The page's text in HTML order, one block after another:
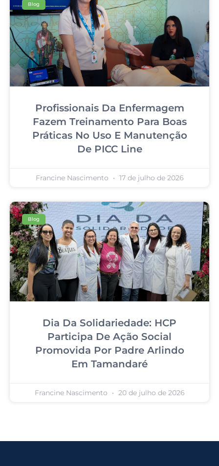
Blog
Profissionais Da Enfermagem
Fazem Treinamento Para Boas
Práticas No Uso E Manutenção
De PICC Line
Francine Nascimento 17 de julho de 2026
Blog
Dia Da Solidariedade: HCP
Participa De Ação Social
Promovida Por Padre Arlindo
Em Tamandaré
Francine Nascimento 20 de julho de 2026